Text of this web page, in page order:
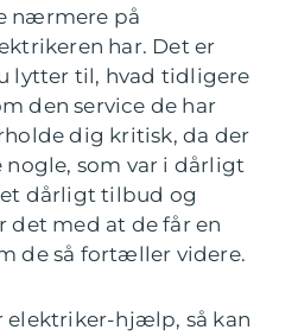
nærmere på
har. Det er
lytter til, hvad tidligere
den service de har
dig kritisk, da der
som var i dårligt
dårligt tilbud og
det med at de får en
de så fortæller videre.
elektriker-hjælp, så kan